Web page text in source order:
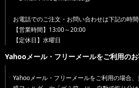
お電話でのご注文・お問い合わせは下記の時間
【営業時間】13:00～20:00
【定休日】水曜日
Yahooメール・フリーメールをご利用の
Yahooメール・フリーメールをご利用の場合